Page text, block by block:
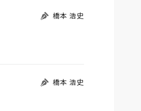
橋本 浩史
橋本 浩史